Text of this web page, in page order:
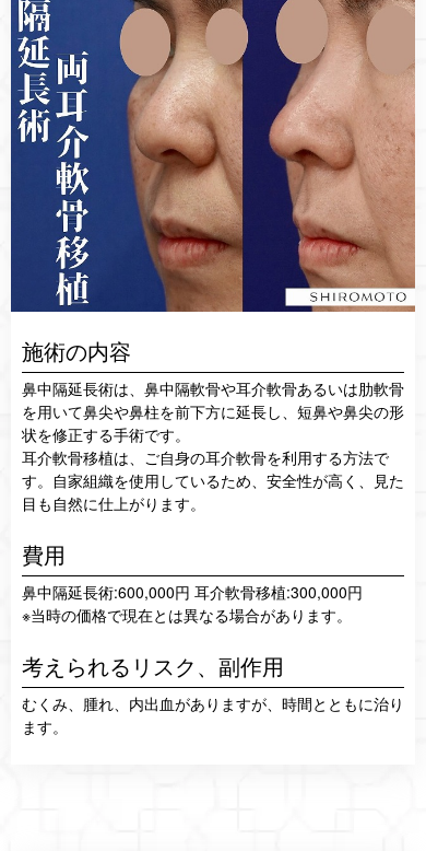
施術の内容
鼻中隔延長術は、鼻中隔軟骨や耳介軟骨あるいは肋軟骨
を用いて鼻尖や鼻柱を前下方に延長し、短鼻や鼻尖の形
状を修正する手術です。
耳介軟骨移植は、ご自身の耳介軟骨を利用する方法で
す。自家組織を使用しているため、安全性が高く、見た
目も自然に仕上がります。
費用
鼻中隔延長術:600,000円 耳介軟骨移植:300,000円
※当時の価格で現在とは異なる場合があります。
考えられるリスク、 副作用
むくみ、腫れ、内出血がありますが、時間とともに治り
ます。